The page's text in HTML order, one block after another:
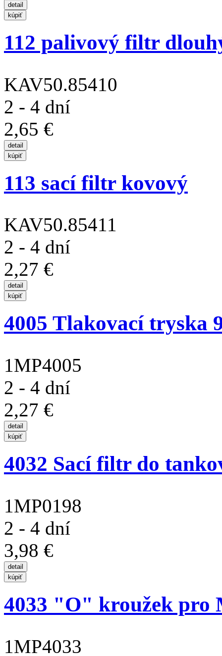
112 palivový filtr
KAV50.85410
2 - 4 dní
2,65 €
113 sací filtr kovový
KAV50.85411
2 - 4 dní
2,27 €
4005 Tlakovací tryska
1MP4005
2 - 4 dní
2,27 €
4032 Sací filtr do
1MP0198
2 - 4 dní
3,98 €
4033 "O" kroužek pro
1MP4033